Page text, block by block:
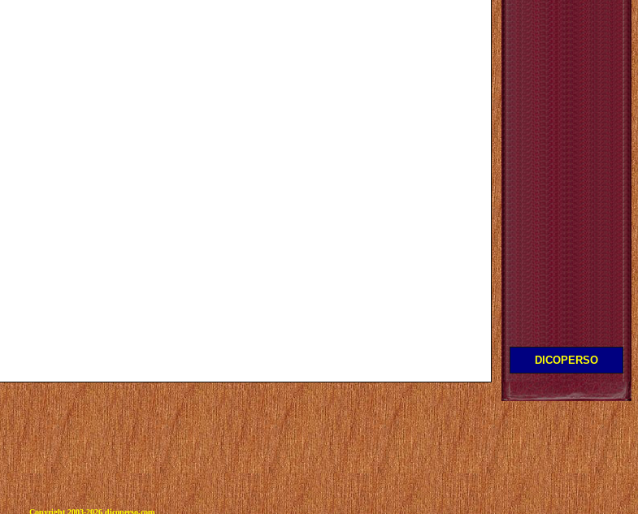
DICOPERSO
Copyright 2003-2026 dicoperso.com